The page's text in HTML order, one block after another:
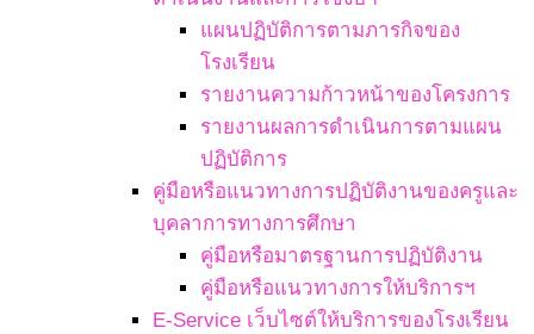
แผนปฏิบัติการตามภารกิจของ
โรงเรียน
รายงานความก้าวหน้าของโครงการ
รายงานผลการดำเนินการตามแผน
ปฏิบัติการ
คู่มือหรือแนวทางการปฏิบัติงานของครูและ
บุคลาการทางการศึกษา
คู่มือหรือมาตรฐานการปฏิบัติงาน
คู่มือหรือแนวทางการให้บริการฯ
E-Service เว็บไซต์ให้บริการของโรงเรียน